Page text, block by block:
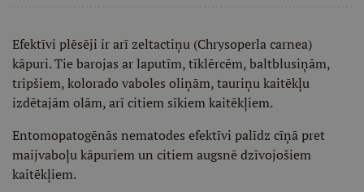
Efektīvi plēsēji ir arī zeltactiņu (Chrysoperla carnea)
kāpuri. Tie barojas ar laputīm, tīklērcēm, baltblusiņām,
tripšiem, kolorado vaboles oliņām, tauriņu kaitēkļu
izdētajām olām, arī citiem sīkiem kaitēkļiem.
Entomopatogēnās nematodes efektīvi palīdz cīņā pret
maijvaboļu kāpuriem un citiem augsnē dzīvojošiem
kaitēkļiem.